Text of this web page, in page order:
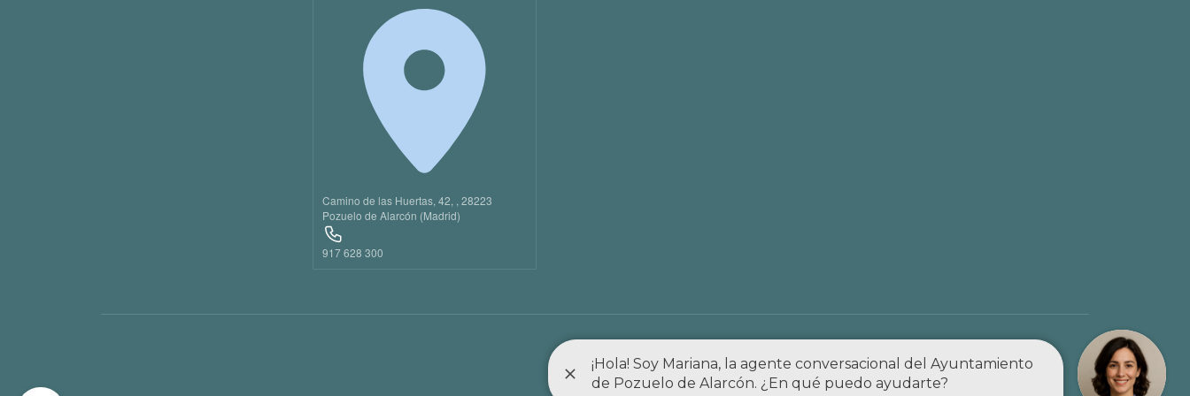
Camino de las Huertas, 42, , 28223
Pozuelo de Alarcón (Madrid)
917 628 300